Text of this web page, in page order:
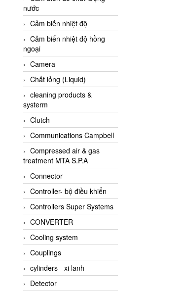
AI-Tek Vietnam
Akerstroms Viet Nam
AKO Armaturen &
Separationstechnik
AKO Armaturen &
Separationstechnik Vietnam
AKUSENSE
ALA OFFICINE SPA
Albrecht-Automatik Viet
Nam
Allen Bradley Vietnam
Alpha Moisture Vietnam
Alpha-Achem Vietnam
Alphino
ALRE-IT Vietnam
Altech
Amarillo Gear
Ametek
AMPTRON Vietnam
AND Vietnam
nước
Cảm biến nhiệt độ
Cảm biến nhiệt độ hồng
ngoại
Camera
Chất lỏng (Liquid)
cleaning products &
systerm
Clutch
Communications Campbell
Compressed air & gas
treatment MTA S.P.A
Connector
Controller- bộ điều khiển
Controllers Super Systems
CONVERTER
Cooling system
Couplings
cylinders - xi lanh
Detector